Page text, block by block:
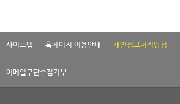
사이트맵 홈페이지 이용안내 개인정보처리방침
이메일무단수집거부